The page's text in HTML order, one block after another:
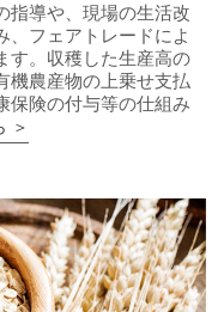
指導や、現場の生活改
、フェアトレードによ
す。収穫した生産高の
機農産物の上乗せ支払
保険の付与等の仕組み
＞